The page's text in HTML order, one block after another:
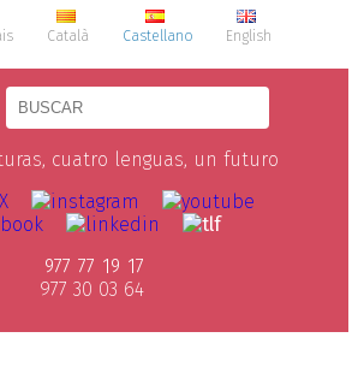
Català Castellano English
cuatro lenguas, un futuro
977 77 19 17
977 30 03 64